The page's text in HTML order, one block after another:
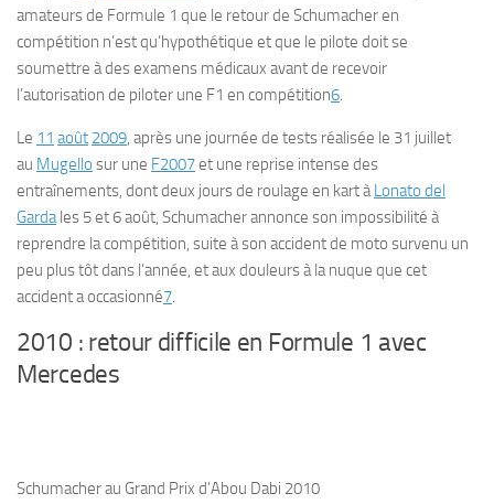
amateurs de Formule 1 que le retour de Schumacher en
compétition n’est qu’hypothétique et que le pilote doit se
soumettre à des examens médicaux avant de recevoir
l’autorisation de piloter une F1 en compétition6.
Le 11 août 2009, après une journée de tests réalisée le 31 juillet
au Mugello sur une F2007et une reprise intense des
entraînements, dont deux jours de roulage en kart àLonato del
Gardales 5 et 6 août, Schumacher annonce son impossibilité à
reprendre la compétition, suite à son accident de moto survenu un
peu plus tôt dans l’année, et aux douleurs à la nuque que cet
accident a occasionné7.
2010 : retour difficile en Formule 1 avec
Mercedes
Schumacher au Grand Prix d’Abou Dabi 2010